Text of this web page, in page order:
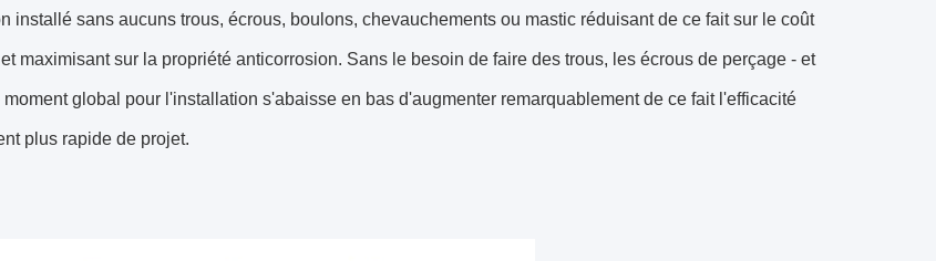
installé sans aucuns trous, écrous, boulons, chevauchements ou mastic réduisant de ce fait sur le coût
maximisant sur la propriété anticorrosion. Sans le besoin de faire des trous, les écrous de perçage - et
global pour l'installation s'abaisse en bas d'augmenter remarquablement de ce fait l'efficacité
plus rapide de projet.